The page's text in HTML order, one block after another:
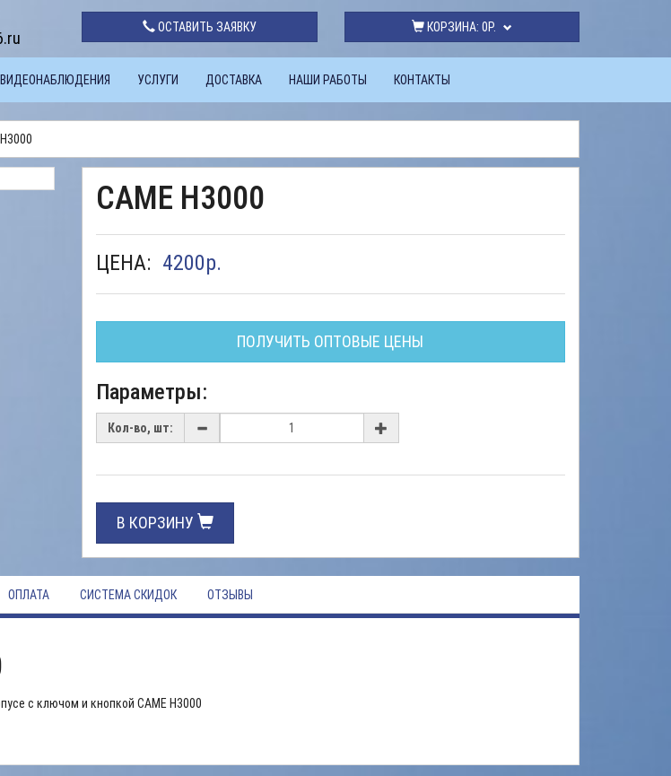
ОСТАВИТЬ ЗАЯВКУ КОРЗИНА: 0Р.
УСЛУГИ ДОСТАВКА НАШИ РАБОТЫ КОНТАКТЫ
CAME H3000
ЦЕНА: 4200р.
ПОЛУЧИТЬ ОПТОВЫЕ ЦЕНЫ
Параметры:
Кол-во, шт:
В КОРЗИНУ
ОПЛАТА СИСТЕМА СКИДОК ОТЗЫВЫ
с ключом и кнопкой CAME H3000